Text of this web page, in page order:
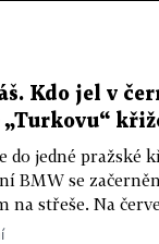
Kdo jel v
„Turkovu“
do jedné pražské
BMW se
na střeše. Na